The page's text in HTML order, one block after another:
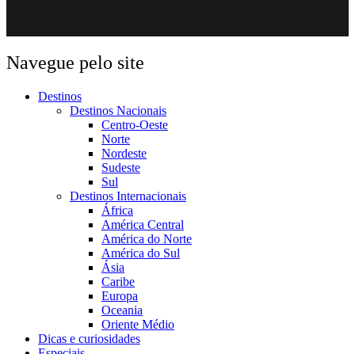
Navegue pelo site
Destinos
Destinos Nacionais
Centro-Oeste
Norte
Nordeste
Sudeste
Sul
Destinos Internacionais
África
América Central
América do Norte
América do Sul
Ásia
Caribe
Europa
Oceania
Oriente Médio
Dicas e curiosidades